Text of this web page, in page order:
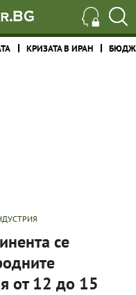
КРИЗАТА В ИРАН
се
от 12 до 15